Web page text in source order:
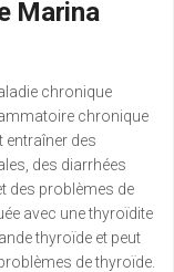
Marina
chronique
chronique
entraîner des
des diarrhées
des problèmes de
avec une thyroïdite
thyroïde et peut
de thyroïde.